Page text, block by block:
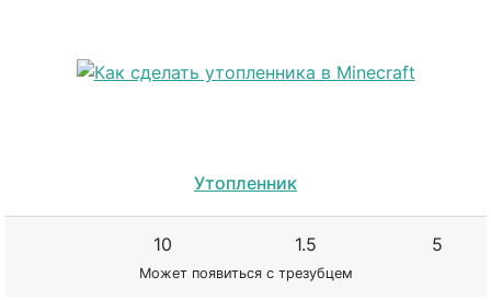
Утопленник
10 1.5 5
Может появиться с трезубцем